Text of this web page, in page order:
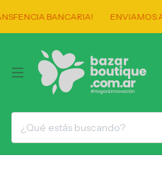
BANCARIA! ENVIAMOS A